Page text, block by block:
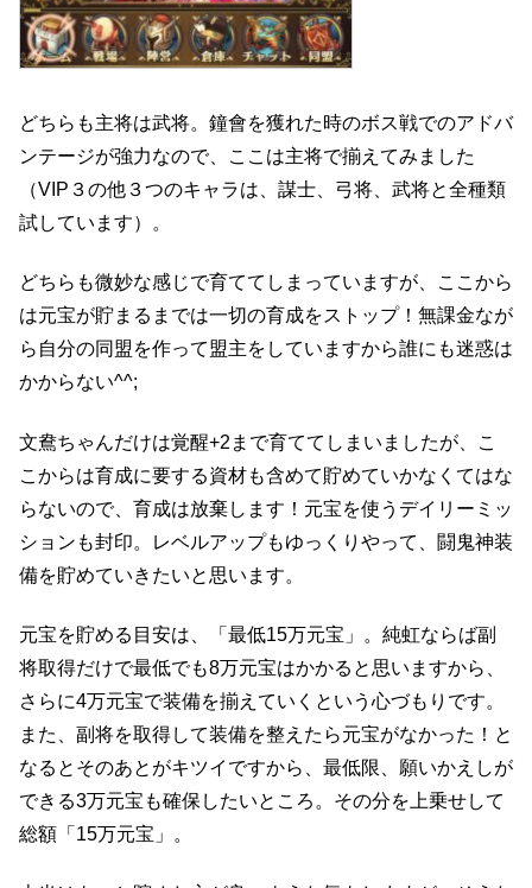
どちらも主将は武将。鐘會を獲れた時のボス戦でのアドバ
ンテージが強力なので、ここは主将で揃えてみました
（VIP３の他３つのキャラは、謀士、弓将、武将と全種類
試しています）。
どちらも微妙な感じで育ててしまっていますが、ここから
は元宝が貯まるまでは一切の育成をストップ！無課金なが
ら自分の同盟を作って盟主をしていますから誰にも迷惑は
かからない^^;
文鴦ちゃんだけは覚醒+2まで育ててしまいましたが、こ
こからは育成に要する資材も含めて貯めていかなくてはな
らないので、育成は放棄します！元宝を使うデイリーミッ
ションも封印。レベルアップもゆっくりやって、闘鬼神装
備を貯めていきたいと思います。
元宝を貯める目安は、「最低15万元宝」。純虹ならば副
将取得だけで最低でも8万元宝はかかると思いますから、
さらに4万元宝で装備を揃えていくという心づもりです。
また、副将を取得して装備を整えたら元宝がなかった！と
なるとそのあとがキツイですから、最低限、願いかえしが
できる3万元宝も確保したいところ。その分を上乗せして
総額「15万元宝」。